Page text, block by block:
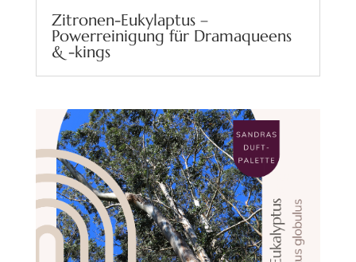
Zitronen-Eukylaptus –
Powerreinigung für Dramaqueens
& -kings